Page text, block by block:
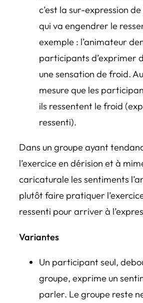
c’est la sur-expression
qui va engendrer le
exemple : l’animateur
participants d’exprimer
une sensation de froid.
mesure que les
ils ressentent le froid
ressenti).
Dans un groupe ayant
l’exercice en dérision et à
caricaturale les sentiments
plutôt faire pratiquer
ressenti pour arriver à
Variantes
Un participant seul,
groupe, exprime un
parler. Le groupe reste